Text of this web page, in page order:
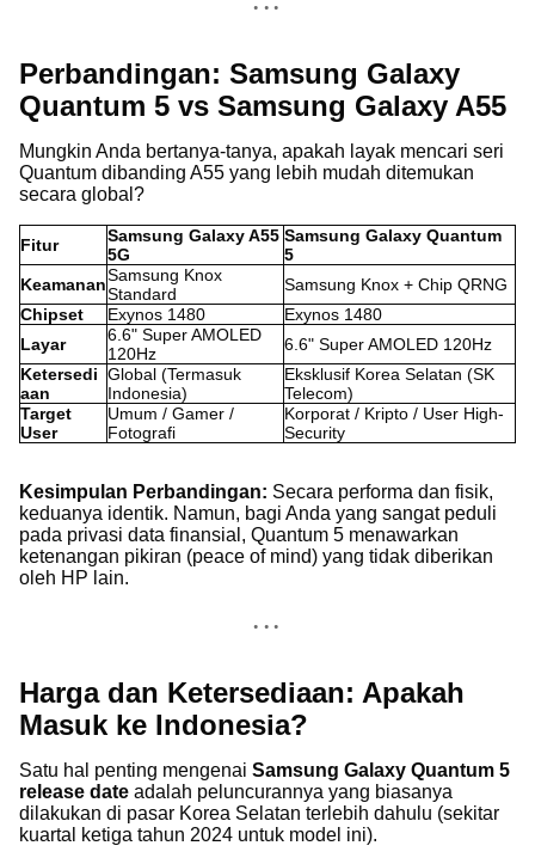
Perbandingan: Samsung Galaxy
Quantum 5 vs Samsung Galaxy A55
Mungkin Anda bertanya-tanya, apakah layak mencari seri
Quantum dibanding A55 yang lebih mudah ditemukan
secara global?
Fitur
Samsung Galaxy A55
5G
Samsung Galaxy Quantum
5
KeamananSamsung Knox
Standard
Samsung Knox + Chip QRNG
Chipset
Exynos 1480
Exynos 1480
Layar
6.6" Super AMOLED
120Hz
6.6" Super AMOLED 120Hz
Ketersedi
aan
Global (Termasuk
Indonesia)
Eksklusif Korea Selatan (SK
Telecom)
Target
User
Umum / Gamer /
Fotografi
Korporat / Kripto / User High-
Security
Kesimpulan Perbandingan: Secara performa dan fisik,
keduanya identik. Namun, bagi Anda yang sangat peduli
pada privasi data finansial, Quantum 5 menawarkan
ketenangan pikiran (peace of mind) yang tidak diberikan
oleh HP lain.
Harga dan Ketersediaan: Apakah
Masuk ke Indonesia?
Satu hal penting mengenai Samsung Galaxy Quantum 5
release date adalah peluncurannya yang biasanya
dilakukan di pasar Korea Selatan terlebih dahulu (sekitar
kuartal ketiga tahun 2024 untuk model ini).